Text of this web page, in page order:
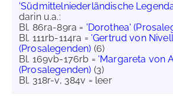
'Südmittelniederländische
darin u.a.:
Bl. 86ra-89ra = 'Dorothea'
Bl. 111rb-114ra = 'Gertrud von
(Prosalegenden) (6)
Bl. 169vb-176rb = 'Margareta von
(Prosalegenden) (3)
Bl. 318r-v, 384v = leer